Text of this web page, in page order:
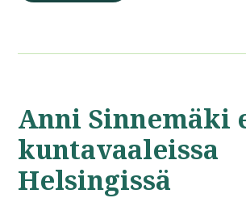
Anni Sinnemäki
kuntavaaleissa
Helsingissä